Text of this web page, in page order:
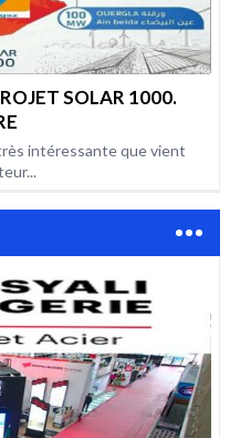
SOLAR 1000.
intéressante que vient